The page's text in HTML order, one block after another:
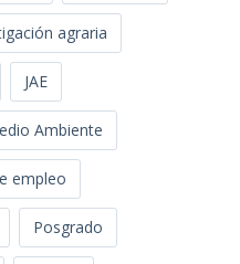
agraria
JAE
Ambiente
empleo
Posgrado